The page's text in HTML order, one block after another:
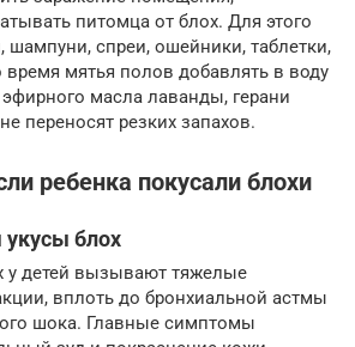
питомца от блох. Для этого
шампуни, спреи, ошейники, таблетки,
мятья полов добавлять в воду
масла лаванды, герани
переносят резких запахов.
ребенка покусали блохи
блох
у детей вызывают тяжелые
вплоть до бронхиальной астмы
шока. Главные симптомы